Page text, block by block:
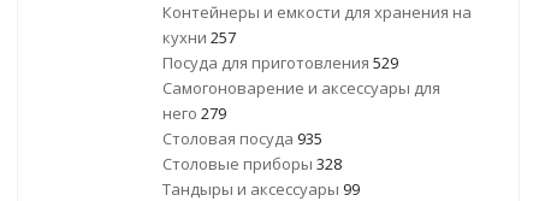
Контейнеры и емкости для хранения на
кухни 257
Посуда для приготовления 529
Самогоноварение и аксессуары для
него 279
Столовая посуда 935
Столовые приборы 328
Тандыры и аксессуары 99